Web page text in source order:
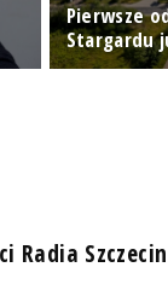
Pierwsze
Stargardu
Radia Szczecin